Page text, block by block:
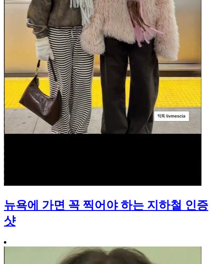
뉴욕에 가면 꼭 찍어야 하는 지하철 인증
샷